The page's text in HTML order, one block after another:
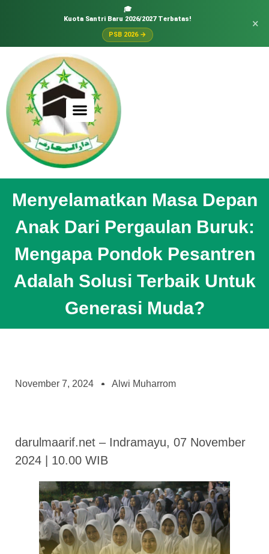
🎓
Kuota Santri Baru 2026/2027 Terbatas!
PSB 2026 →
×
Menyelamatkan Masa Depan
Anak Dari Pergaulan Buruk:
Mengapa Pondok Pesantren
Adalah Solusi Terbaik Untuk
Generasi Muda?
November 7, 2024 Alwi Muharrom
darulmaarif.net – Indramayu, 07 November
2024 | 10.00 WIB